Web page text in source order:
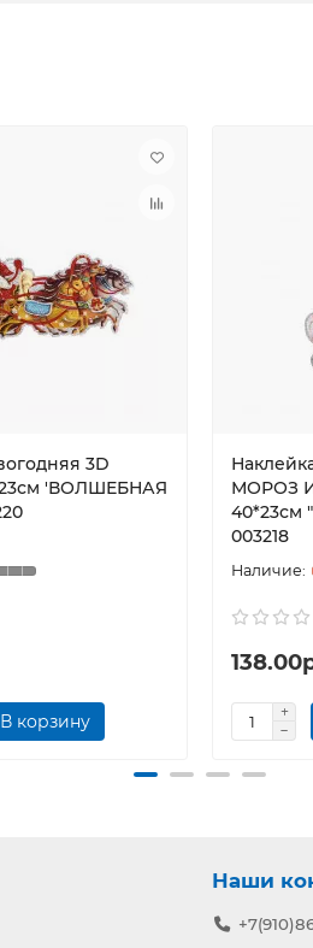
3D
'ВОЛШЕБНАЯ
В корзину
МОРОЗ
003218
Наши